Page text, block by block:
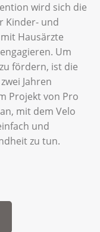
wird sich die
Kinder- und
Hausärzte
Um
fördern, ist die
Jahren
Projekt von Pro
mit dem Velo
und
zu tun.